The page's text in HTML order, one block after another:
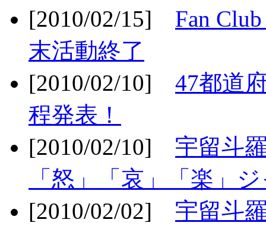
[2010/02/15] Fan
末活動終了
[2010/02/10] 47都道
程発表！
[2010/02/10] 宇留斗
「怒」「哀」「楽」
[2010/02/02] 宇留斗